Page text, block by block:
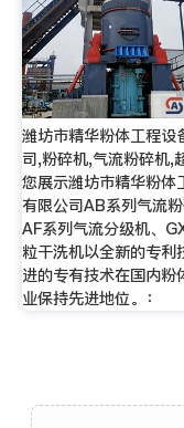
潍坊市精华粉体工程设
司,粉碎机,气流粉碎机,
您展示潍坊市精华粉体
有限公司AB系列气流粉
AF系列气流分级机、
粒干洗机以全新的专利
进的专有技术在国内粉
业保持先进地位。：